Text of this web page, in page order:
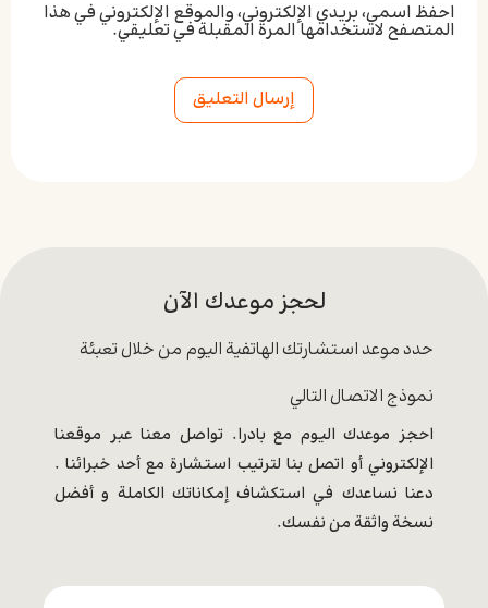
احفظ اسمي، بريدي الإلكتروني، والموقع الإلكتروني في هذا
المتصفح لاستخدامها المرة المقبلة في تعليقي.
لحجز موعدك الآن
حدد موعد استشارتك الهاتفية اليوم من خلال تعبئة
نموذج الاتصال التالي
احجز موعدك اليوم مع بادرا. تواصل معنا عبر موقعنا
الإلكتروني أو اتصل بنا لترتيب استشارة مع أحد خبرائنا .
دعنا نساعدك في استكشاف إمكاناتك الكاملة و أفضل
نسخة واثقة من نفسك.